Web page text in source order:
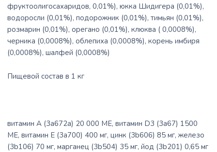
фруктоолигосахаридов, 0,01%), юкка Шидигера (0,01%),
водоросли (0,01%), подорожник (0,01%), тимьян (0,01%),
розмарин (0,01%), орегано (0,01%), клюква ( 0,0008%),
черника (0,0008%), облепиха (0,0008%), корень имбиря
(0,0008%), шалфей (0,0008%)
Пищевой состав в 1 кг
витамин А (3a672a) 20 000 МЕ, витамин D3 (3a67) 1500
МЕ, витамин E (3a700) 400 мг, цинк (3b606) 85 мг, железо
(3b106) 70 мг, марганец (3b504) 35 мг, йод (3b201) 0,65 мг